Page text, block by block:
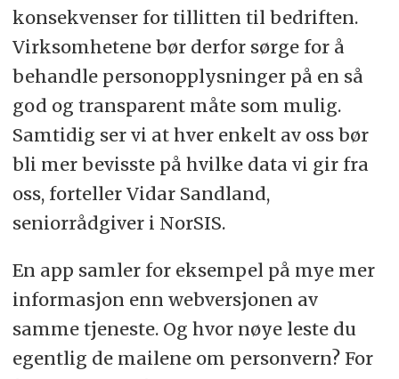
konsekvenser for tillitten til bedriften.
Virksomhetene bør derfor sørge for å
behandle personopplysninger på en så
god og transparent måte som mulig.
Samtidig ser vi at hver enkelt av oss bør
bli mer bevisste på hvilke data vi gir fra
oss, forteller Vidar Sandland,
seniorrådgiver i NorSIS.
En app samler for eksempel på mye mer
informasjon enn webversjonen av
samme tjeneste. Og hvor nøye leste du
egentlig de mailene om personvern? For